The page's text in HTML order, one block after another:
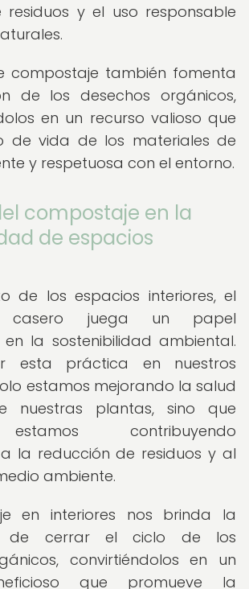
residuos y el uso responsable
compostaje también fomenta
de los desechos orgánicos,
en un recurso valioso que
de vida de los materiales de
y respetuosa con el entorno.
compostaje en la
de espacios
de los espacios interiores, el
casero juega un papel
la sostenibilidad ambiental.
esta práctica en nuestros
estamos mejorando la salud
nuestras plantas, sino que
contribuyendo
la reducción de residuos y al
ambiente.
en interiores nos brinda la
de cerrar el ciclo de los
convirtiéndolos en un
que promueve la